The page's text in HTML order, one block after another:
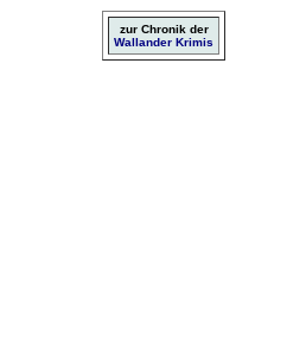
zur Chronik der
Wallander Krimis